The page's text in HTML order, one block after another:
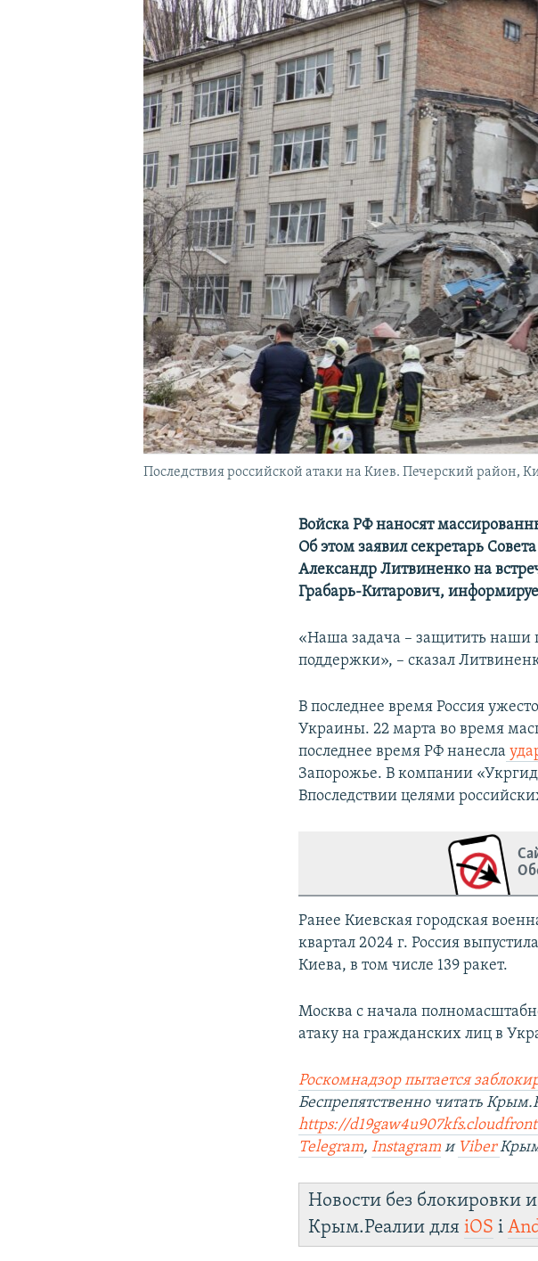
КРЫМ.НЕПОКОРЕННЫЙ
УКРАИНСКАЯ ПРОБЛЕМА КРЫМА
Последствия российской атаки на Киев. Печерский район,
Войска РФ наносят
Об этом заявил секретарь
Александр Литвиненко на
Грабарь-Китарович,
«Наша задача – защитить наши
поддержки», – сказал
В последнее время Россия
Украины. 22 марта во время
последнее время РФ нанесла
Запорожье. В компании
Впоследствии целями
Ранее Киевская городская
квартал 2024 г. Россия
Киева, в том числе 139 ракет.
Москва с начала
атаку на гражданских лиц в
Роскомнадзор пытается
Беспрепятственно читать
https://
Telegram,Instagram и Viber
Новости без блокировки
Крым.Реалии дляiOS і